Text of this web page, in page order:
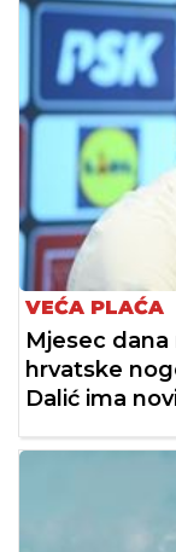
VEĆA PLAĆA
Mjesec
hrvatske
Dalić ima